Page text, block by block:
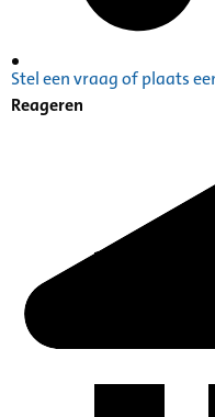
Catalogus: Index
Stel een vraag of plaats
Reageren